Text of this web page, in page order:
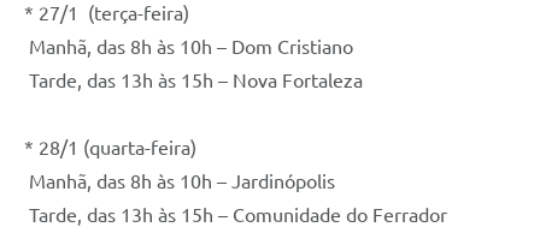
* 27/1 (terça-feira)
Manhã, das 8h às 10h – Dom Cristiano
Tarde, das 13h às 15h – Nova Fortaleza
* 28/1 (quarta-feira)
Manhã, das 8h às 10h – Jardinópolis
Tarde, das 13h às 15h – Comunidade do Ferrador